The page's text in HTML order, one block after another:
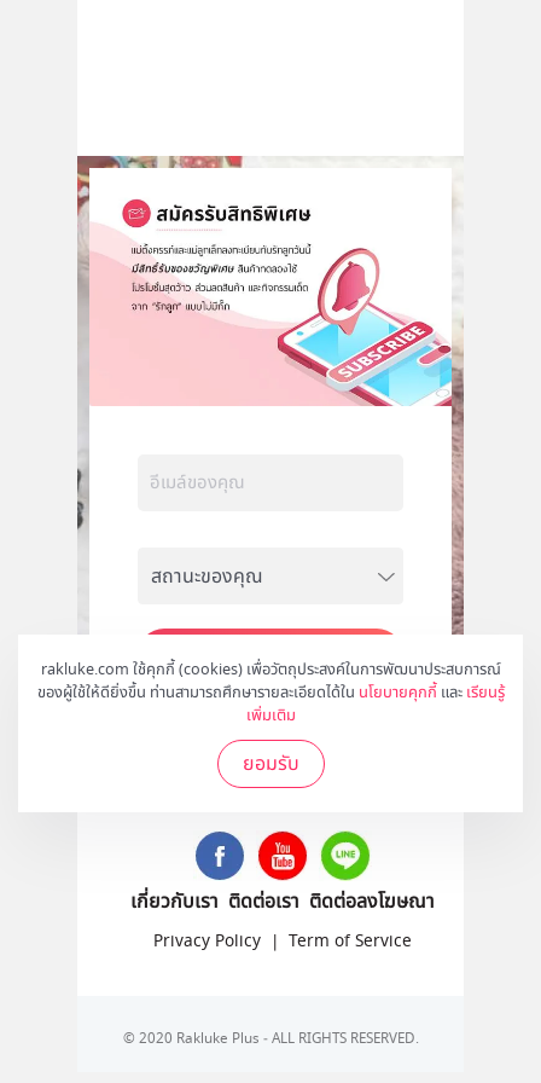
rakluke.com ใช้คุกกี้ (cookies) เพื่อวัตถุประสงค์ในการพัฒนาประสบการณ์
ของผู้ใช้ให้ดียิ่งขึ้น ท่านสามารถศึกษารายละเอียดได้ใน นโยบายคุกกี้ และ เรียนรู้
เพิ่มเติม
ยอมรับ
สมัคร
ติดตามเราได้ที่
เกี่ยวกับเรา ติดต่อเรา ติดต่อลงโฆษณา
Privacy Policy | Term of Service
© 2020 Rakluke Plus - ALL RIGHTS RESERVED.